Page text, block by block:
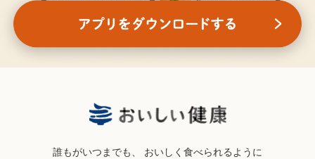
誰もがいつまでも、 おいしく食べられるように